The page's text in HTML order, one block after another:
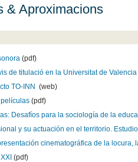
& Aproximacions
(pdf)
de titulació en la Universitat de Valencia
TO-INN (web)
(pdf)
Desafíos para la sociología de la
y su actuación en el territorio.
cinematográfica de la locura,
(pdf)